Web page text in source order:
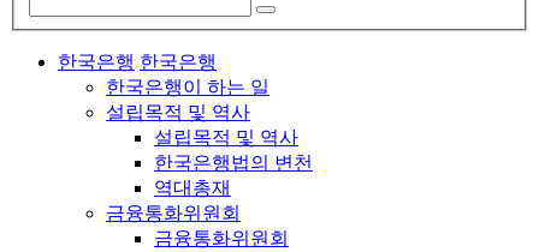
한국은행 한국은행
한국은행이 하는 일
설립목적 및 역사
설립목적 및 역사
한국은행법의 변천
역대총재
금융통화위원회
금융통화위원회